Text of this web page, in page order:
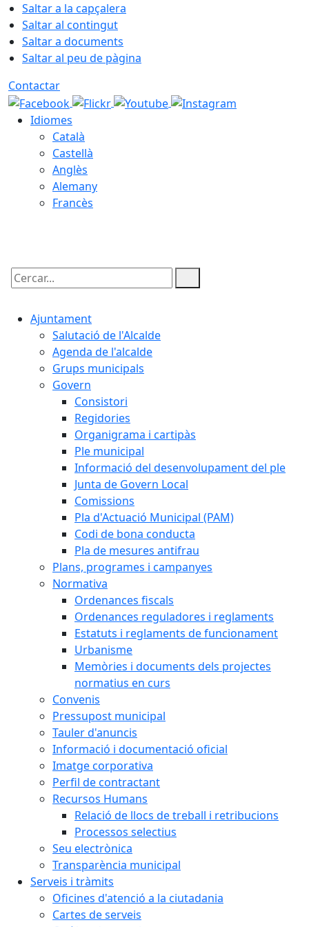
Saltar a la capçalera
Saltar al contingut
Saltar a documents
Saltar al peu de pàgina
Contactar
Idiomes
Català
Castellà
Anglès
Alemany
Francès
Cercar:
Ajuntament
Salutació de l'Alcalde
Agenda de l'alcalde
Grups municipals
Govern
Consistori
Regidories
Organigrama i cartipàs
Ple municipal
Informació del desenvolupament del ple
Junta de Govern Local
Comissions
Pla d'Actuació Municipal (PAM)
Codi de bona conducta
Pla de mesures antifrau
Plans, programes i campanyes
Normativa
Ordenances fiscals
Ordenances reguladores i reglaments
Estatuts i reglaments de funcionament
Urbanisme
Memòries i documents dels projectes
normatius en curs
Convenis
Pressupost municipal
Tauler d'anuncis
Informació i documentació oficial
Imatge corporativa
Perfil de contractant
Recursos Humans
Relació de llocs de treball i retribucions
Processos selectius
Seu electrònica
Transparència municipal
Serveis i tràmits
Oficines d'atenció a la ciutadania
Cartes de serveis